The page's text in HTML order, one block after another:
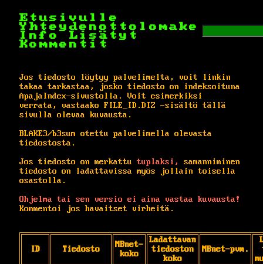
Etusivulle
Yhteydenottolomake
Info
Lisätyt
Kommentit
Jos tiedosto löytyy palvelimelta, voit linkin
takaa tarkastaa, josko tiedosto on indeksoituna
ApajaIndex-sivustolla. Voit esimerkiksi
verrata, vastaako FILE_ID.DIZ -sisältö tällä
sivulla olevaa kuvausta.
BLAKE3/b3sum otettu palvelimella olevasta
tiedostosta.
Jos tiedosto on merkattu tuplaksi,
samanniminen
tiedosto on ladattavissa myös jollain toisella
osastolla.
Ohjelma tai sen versio ei aina vastaa kuvausta!
Kommentoi jos havaitset virheitä.
ID Tiedosto
MBnet-
koko
Ladattavan
tiedoston
koko
MBnet-pvm.